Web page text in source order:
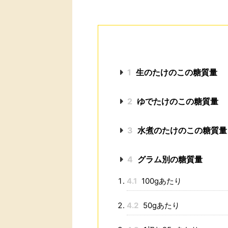
1 生のたけのこの糖質量
2 ゆでたけのこの糖質量
3 水煮のたけのこの糖質量
4 グラム別の糖質量
4.1 100gあたり
4.2 50gあたり